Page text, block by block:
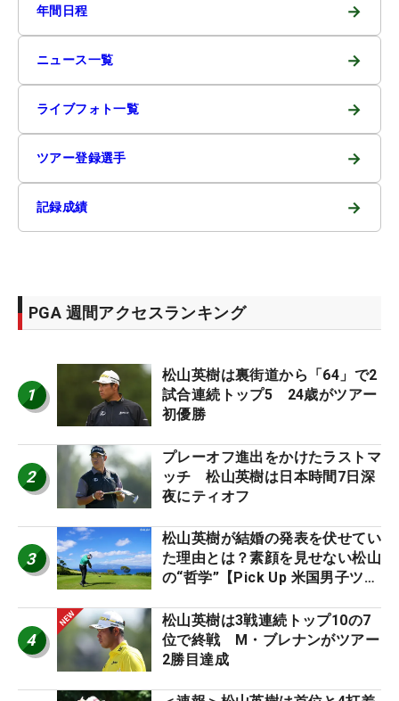
年間日程 →
ニュース一覧 →
ライブフォト一覧 →
ツアー登録選手 →
記録成績 →
PGA 週間アクセスランキング
1
松山英樹は裏街道から「64」で2
試合連続トップ5 24歳がツアー
初優勝
2
プレーオフ進出をかけたラストマ
ッチ 松山英樹は日本時間7日深
夜にティオフ
3
松山英樹が結婚の発表を伏せてい
た理由とは？素顔を見せない松山
の“哲学”【Pick Up 米国男子ツア
4
松山英樹は3戦連続トップ10の7
位で終戦 M・ブレナンがツアー
2勝目達成